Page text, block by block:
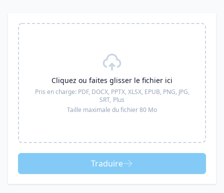
Cliquez ou faites glisser le fichier ici
Pris en charge: PDF, DOCX, PPTX, XLSX, EPUB, PNG, JPG,
SRT, Plus
Taille maximale du fichier 80 Mo
Traduire